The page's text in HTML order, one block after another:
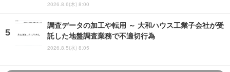
2026.8.6(木) 8:00
調査データの加工や転用 ～ 大和ハウス工業子会社が受
託した地盤調査業務で不適切行為
2026.8.5(水) 8:05